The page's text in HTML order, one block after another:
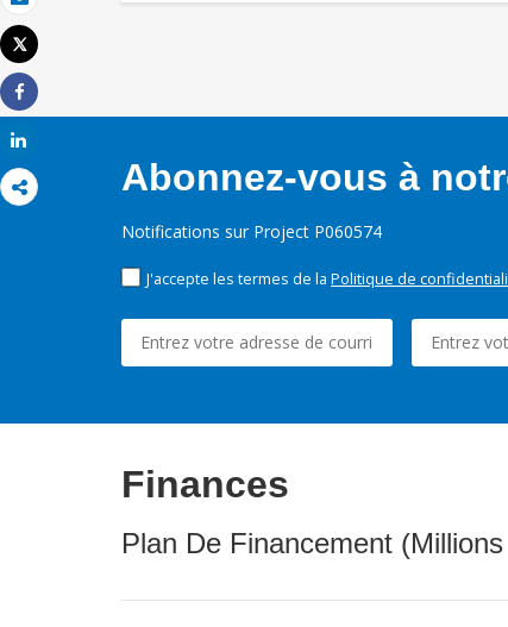
Email
Imprimer
Tweet
Share
Abonnez-vous à
Notifications sur Project P060574
J'accepte les termes de la Politique de
Finances
Plan De Financement